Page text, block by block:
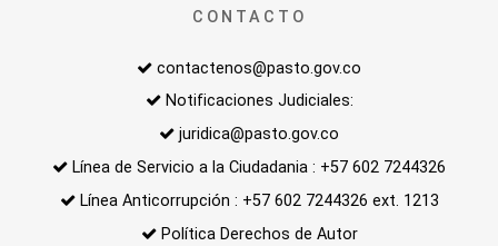
CONTACTO
contactenos@pasto.gov.co
Notificaciones Judiciales:
juridica@pasto.gov.co
Línea de Servicio a la Ciudadania : +57 602 7244326
Línea Anticorrupción : +57 602 7244326 ext. 1213
Política Derechos de Autor